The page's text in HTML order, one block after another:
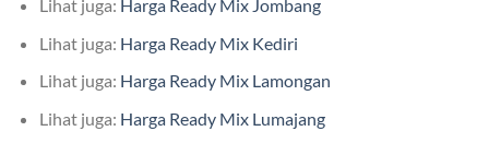
Lihat juga: Harga Ready Mix Jombang
Lihat juga: Harga Ready Mix Kediri
Lihat juga: Harga Ready Mix Lamongan
Lihat juga: Harga Ready Mix Lumajang